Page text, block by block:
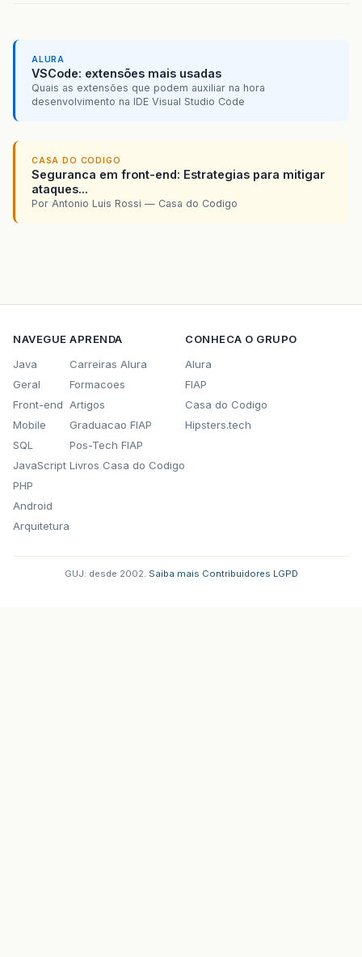
ALURA
VSCode: extensões mais usadas
Quais as extensões que podem auxiliar na hora
desenvolvimento na IDE Visual Studio Code
CASA DO CODIGO
Seguranca em front-end: Estrategias para mitigar
ataques...
Por Antonio Luis Rossi — Casa do Codigo
NAVEGUE
Java
Geral
Front-end
Mobile
SQL
JavaScript
PHP
Android
Arquitetura
APRENDA
Carreiras Alura
Formacoes
Artigos
Graduacao FIAP
Pos-Tech FIAP
Livros Casa do Codigo
CONHECA O GRUPO
Alura
FIAP
Casa do Codigo
Hipsters.tech
GUJ: desde 2002. Saiba mais Contribuidores LGPD